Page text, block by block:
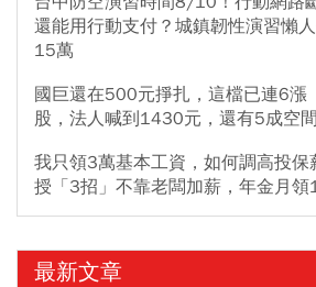
還能用行動支付？城鎮韌性演習懶
15萬
國巨還在500元掙扎，這檔已連6漲
股，法人喊到1430元，還有5成空間
我只領3萬基本工資，如何調高投保
授「3招」不靠老闆加薪，年金月
最新文章